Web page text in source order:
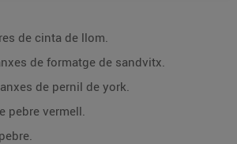
de cinta de llom.
de formatge de sandvitx.
de pernil de york.
pebre vermell.